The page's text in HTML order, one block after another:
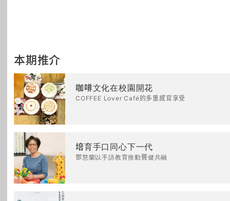
本期推介
咖啡文化在校園開花
COFFEE Lover Café的多重感官享受
培育手口同心下一代
鄧慧蘭以手語教育推動聾健共融